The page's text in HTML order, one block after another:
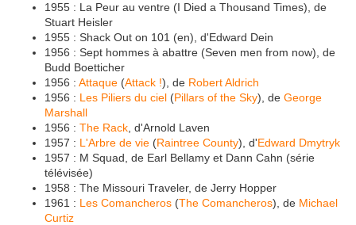
1955 : La Peur au ventre (I Died a Thousand Times), de
Stuart Heisler
1955 : Shack Out on 101 (en), d'Edward Dein
1956 : Sept hommes à abattre (Seven men from now), de
Budd Boetticher
1956 : Attaque (Attack !), de Robert Aldrich
1956 : Les Piliers du ciel (Pillars of the Sky), de George
Marshall
1956 : The Rack, d'Arnold Laven
1957 : L'Arbre de vie (Raintree County), d'Edward Dmytryk
1957 : M Squad, de Earl Bellamy et Dann Cahn (série
télévisée)
1958 : The Missouri Traveler, de Jerry Hopper
1961 : Les Comancheros (The Comancheros), de Michael
Curtiz